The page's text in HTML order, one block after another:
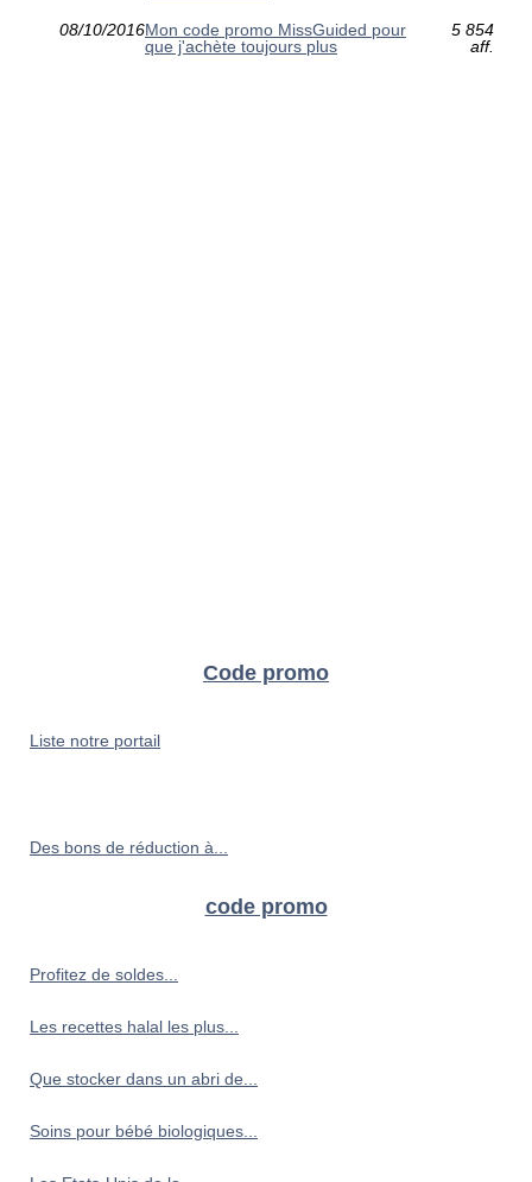
08/10/2016Mon code promo MissGuided pour
que j'achète toujours plus
5 854
aff.
Code promo
Liste notre portail
Des bons de réduction à...
code promo
Profitez de soldes...
Les recettes halal les plus...
Que stocker dans un abri de...
Soins pour bébé biologiques...